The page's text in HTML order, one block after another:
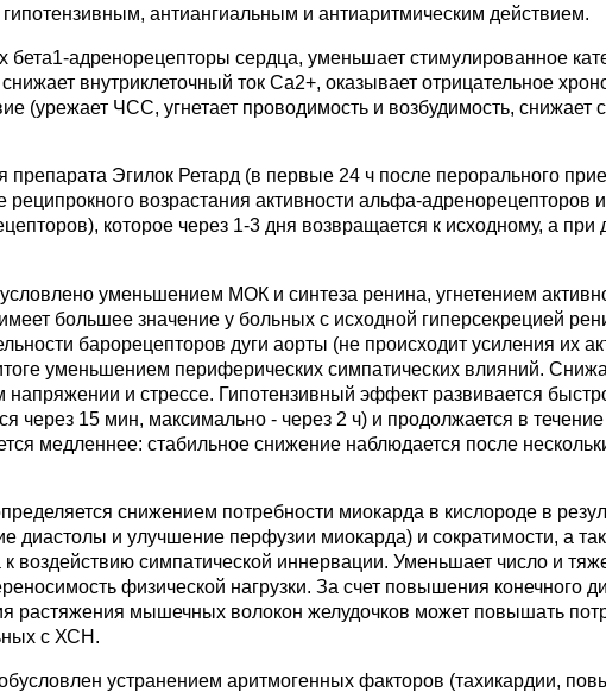
антиангиальным и антиаритмическим действием.
бета1-адренорецепторы сердца, уменьшает стимулированное
внутриклеточный ток Ca2+, оказывает отрицательное
(урежает ЧСС, угнетает проводимость и возбудимость, снижает
Эгилок Ретард (в первые 24 ч после перорального
реципрокного возрастания активности альфа-адренорецепторов
которое через 1-3 дня возвращается к исходному, а при
уменьшением МОК и синтеза ренина, угнетением
большее значение у больных с исходной гиперсекрецией
барорецепторов дуги аорты (не происходит усиления их
уменьшением периферических симпатических влияний.
и стрессе. Гипотензивный эффект развивается
через 15 мин, максимально - через 2 ч) и продолжается в течение
медленнее: стабильное снижение наблюдается после
снижением потребности миокарда в кислороде в
диастолы и улучшение перфузии миокарда) и сократимости, а
к воздействию симпатической иннервации. Уменьшает число и
физической нагрузки. За счет повышения конечного
растяжения мышечных волокон желудочков может повышать
с ХСН.
устранением аритмогенных факторов (тахикардии,